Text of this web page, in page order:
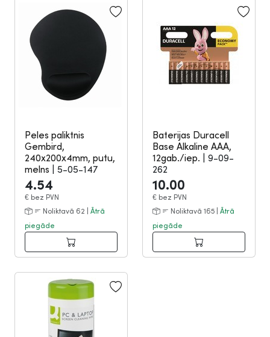
Peles paliktnis
Gembird,
240x200x4mm, putu,
melns
5-05-147
4.54
€ bez PVN
Noliktavā 62 | Ātrā
piegāde
Baterijas Duracell
Base Alkaline AAA,
12gab./iep.
9-09-
262
10.00
€ bez PVN
Noliktavā 165 | Ātrā
piegāde